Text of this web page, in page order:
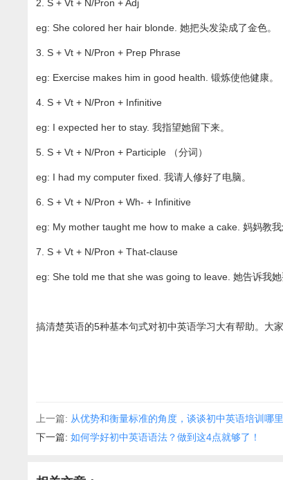
2. S + Vt + N/Pron + Adj
eg: She colored her hair blonde. 她把头发染成了金色。
3. S + Vt + N/Pron + Prep Phrase
eg: Exercise makes him in good health. 锻炼使他健康。
4. S + Vt + N/Pron + Infinitive
eg: I expected her to stay. 我指望她留下来。
5. S + Vt + N/Pron + Participle （分词）
eg: I had my computer fixed. 我请人修好了电脑。
6. S + Vt + N/Pron + Wh- + Infinitive
eg: My mother taught me how to make a cake. 妈妈教我
7. S + Vt + N/Pron + That-clause
eg: She told me that she was going to leave. 她告诉我她
搞清楚英语的5种基本句式对初中英语学习大有帮助。大
上一篇: 从优势和衡量标准的角度，谈谈初中英语培训哪
下一篇:如何学好初中英语语法？做到这4点就够了！